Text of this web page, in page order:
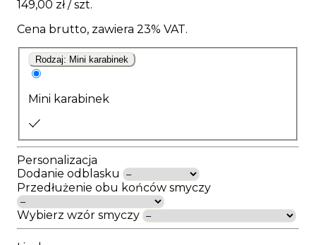
149,00 zł/ szt.
Cena brutto, zawiera 23% VAT.
Rodzaj: Mini karabinek
Mini karabinek
Personalizacja
Dodanie odblasku
Przedłużenie obu końców smyczy
Wybierz wzór smyczy